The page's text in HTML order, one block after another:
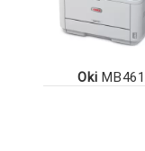
Oki MB461